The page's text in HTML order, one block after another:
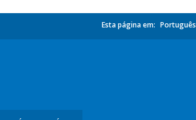
Esta página em: Português